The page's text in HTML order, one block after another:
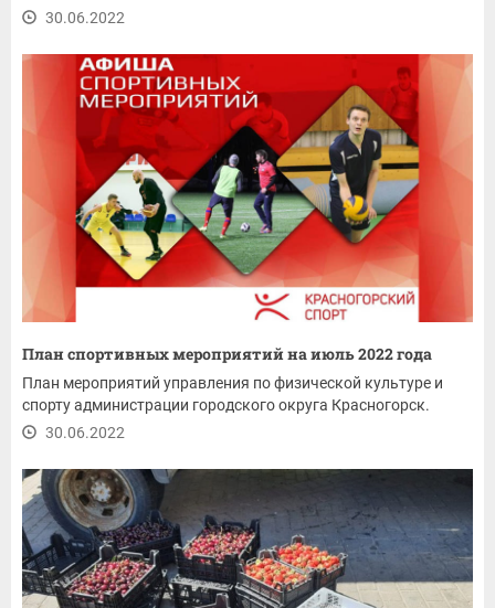
30.06.2022
План спортивных мероприятий на июль 2022 года
План мероприятий управления по физической культуре и
спорту администрации городского округа Красногорск.
30.06.2022